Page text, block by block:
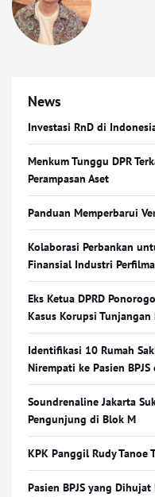
News
Investasi RnD di
Menkum Tunggu DPR
Perampasan Aset
Panduan Memperbarui
Kolaborasi Perbankan
Finansial Industri
Eks Ketua DPRD
Kasus Korupsi Tunjangan
Identifikasi 10 Rumah
Nirempati ke Pasien BPJS
Soundrenaline Jakarta
Pengunjung di Blok M
KPK Panggil Rudy Tanoe
Pasien BPJS yang Dihujat